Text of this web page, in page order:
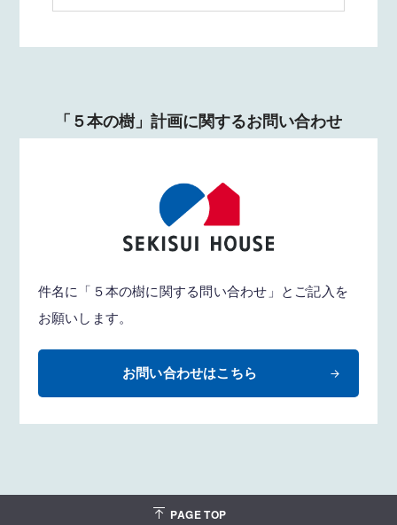
「５本の樹」計画に関するお問い合わせ
件名に「５本の樹に関する問い合わせ」とご記入を
お願いします。
お問い合わせはこちら
PAGE TOP